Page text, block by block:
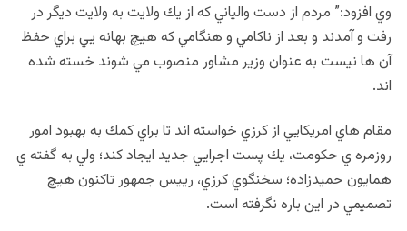
وي افزود:” مردم از دست والياني كه از يك ولايت به ولايت ديگر در
رفت و آمدند و بعد از ناكامي و هنگامي كه هيچ بهانه يي براي حفظ
آن ها نيست به عنوان وزير مشاور منصوب مي شوند خسته شده
اند.
مقام هاي امريكايي از كرزي خواسته اند تا براي كمك به بهبود امور
روزمره ي حكومت، يك پست اجرايي جديد ايجاد كند؛ ولي به گفته ي
همايون حميدزاده؛ سخنگوي كرزي،‌ رييس جمهور تاكنون هيچ
تصميمي در اين باره نگرفته است.